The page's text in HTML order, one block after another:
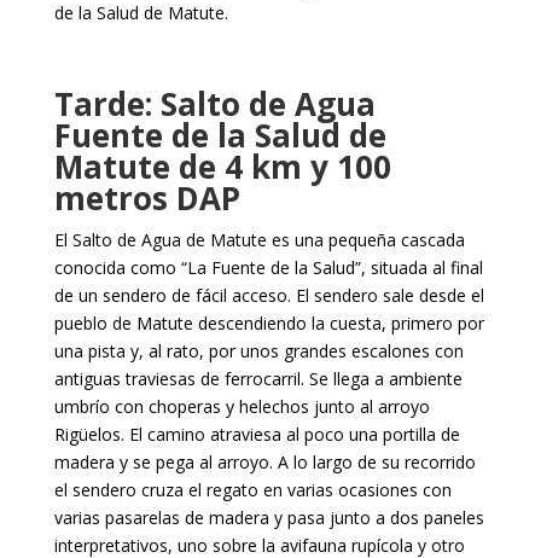
de la Salud de Matute.
Tarde: Salto de Agua
Fuente de la Salud de
Matute de 4 km y 100
metros DAP
El Salto de Agua de Matute es una pequeña cascada
conocida como “La Fuente de la Salud”, situada al final
de un sendero de fácil acceso. El sendero sale desde el
pueblo de Matute descendiendo la cuesta, primero por
una pista y, al rato, por unos grandes escalones con
antiguas traviesas de ferrocarril. Se llega a ambiente
umbrío con choperas y helechos junto al arroyo
Rigüelos. El camino atraviesa al poco una portilla de
madera y se pega al arroyo. A lo largo de su recorrido
el sendero cruza el regato en varias ocasiones con
varias pasarelas de madera y pasa junto a dos paneles
interpretativos, uno sobre la avifauna rupícola y otro